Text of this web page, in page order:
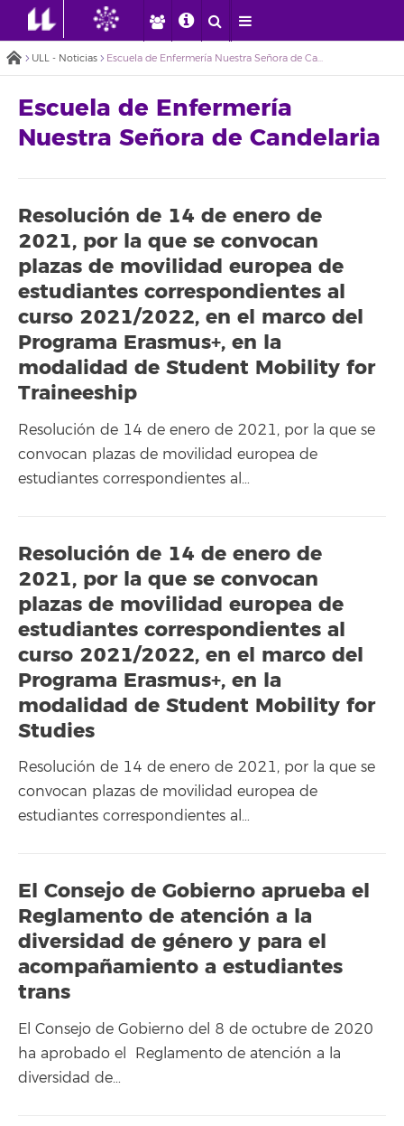
ULL - Noticias Escuela de Enfermería Nuestra Señora de Candelaria
Escuela de Enfermería
Nuestra Señora de Candelaria
Resolución de 14 de enero de
2021, por la que se convocan
plazas de movilidad europea de
estudiantes correspondientes al
curso 2021/2022, en el marco del
Programa Erasmus+, en la
modalidad de Student Mobility for
Traineeship
Resolución de 14 de enero de 2021, por la que se
convocan plazas de movilidad europea de
estudiantes correspondientes al…
Resolución de 14 de enero de
2021, por la que se convocan
plazas de movilidad europea de
estudiantes correspondientes al
curso 2021/2022, en el marco del
Programa Erasmus+, en la
modalidad de Student Mobility for
Studies
Resolución de 14 de enero de 2021, por la que se
convocan plazas de movilidad europea de
estudiantes correspondientes al…
El Consejo de Gobierno aprueba el
Reglamento de atención a la
diversidad de género y para el
acompañamiento a estudiantes
trans
El Consejo de Gobierno del 8 de octubre de 2020
ha aprobado el Reglamento de atención a la
diversidad de…